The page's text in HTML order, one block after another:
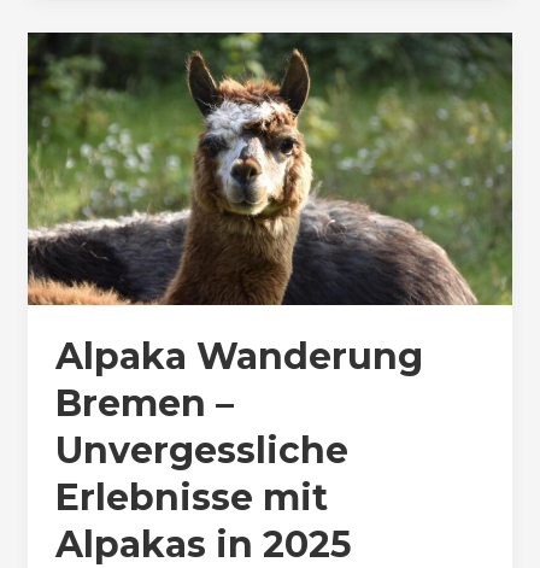
Alpaka Wanderung
Bremen –
Unvergessliche
Erlebnisse mit
Alpakas in 2025